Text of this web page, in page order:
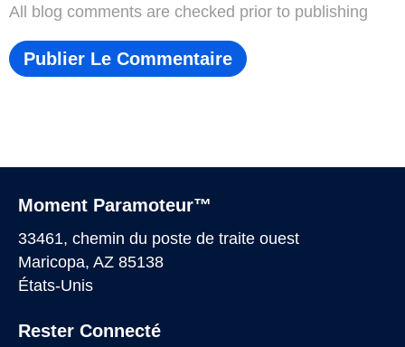
All blog comments are checked prior to publishing
Moment Paramoteur™
33461, chemin du poste de traite ouest
Maricopa, AZ 85138
États-Unis
Rester Connecté